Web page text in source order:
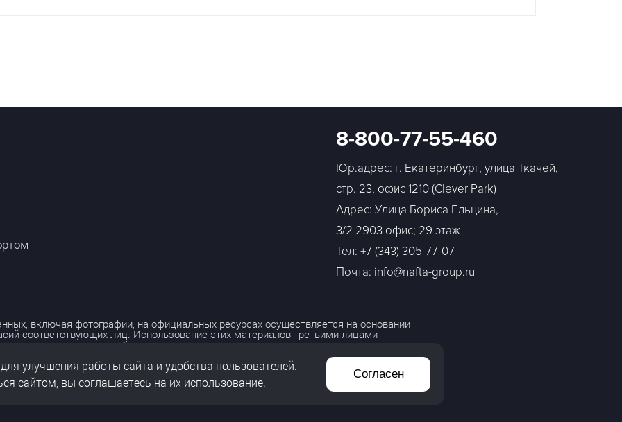
8-800-77-55-460
Юр.адрес: г. Екатеринбург, улица Ткачей,
стр. 23, офис 1210 (Clever Park)
Адрес: Улица Бориса Ельцина,
3/2 2903 офис; 29 этаж
Тел: +7 (343) 305-77-07
Почта: info@nafta-group.ru
включая фотографии, на официальных ресурсах осуществляется на основании
соответствующих лиц. Использование этих материалов третьими лицами
с разрешения правообладателя.
данных
данных
улучшения работы сайта и удобства пользователей.
сайтом, вы соглашаетесь на их использование.
Согласен